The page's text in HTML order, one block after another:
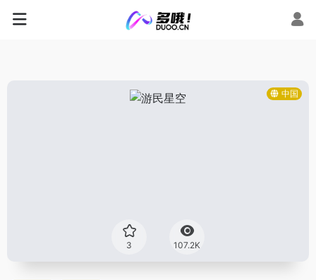
中国
3 107.2K